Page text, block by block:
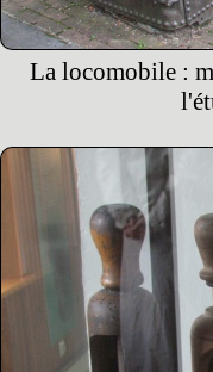
La locomobile :